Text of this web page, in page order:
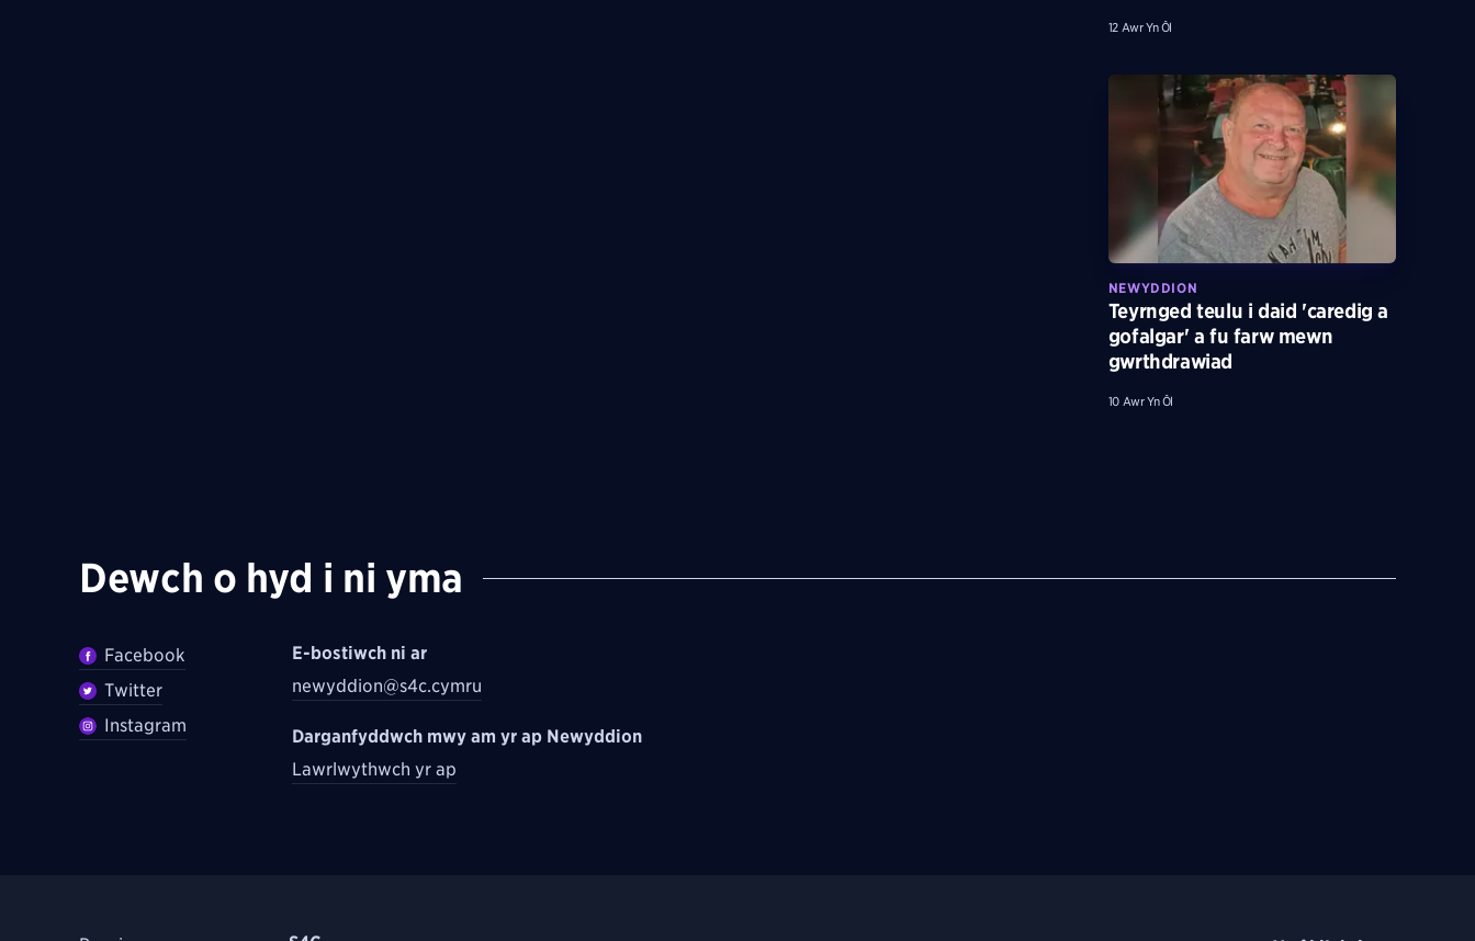
12 Awr Yn Ôl
NEWYDDION
Teyrnged teulu i daid 'caredig a
gofalgar' a fu farw mewn
gwrthdrawiad
10 Awr Yn Ôl
Dewch o hyd i ni yma
Facebook
Twitter
Instagram
E-bostiwch ni ar
newyddion@s4c.cymru
Darganfyddwch mwy am yr ap Newyddion
Lawrlwythwch yr ap